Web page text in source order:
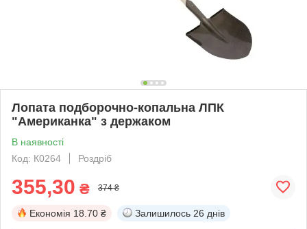
Лопата подборочно-копальна ЛПК
"Американка" з держаком
В наявності
Код: К0264
Роздріб
355,30 ₴ 374 ₴
Економія 18.70 ₴ Залишилось 26 днів